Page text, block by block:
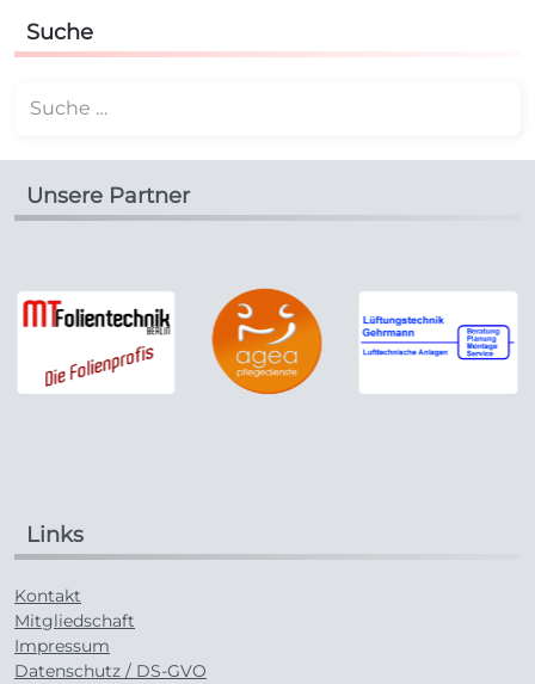
Suche
Unsere Partner
Links
Kontakt
Mitgliedschaft
Impressum
Datenschutz / DS-GVO